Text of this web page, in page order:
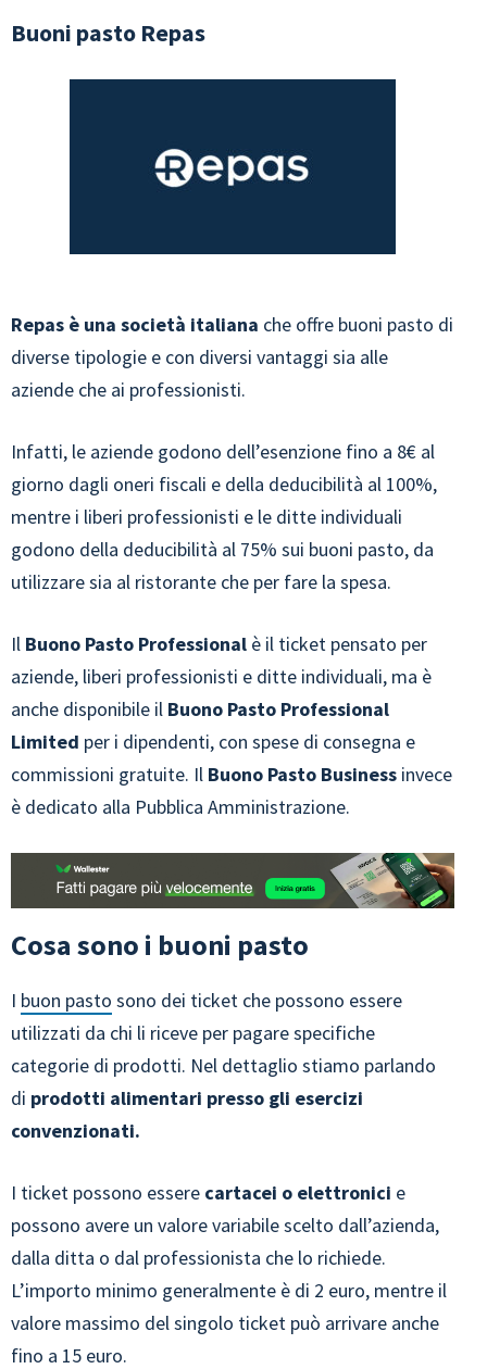
Buoni pasto Repas
Repas è una società italiana che offre buoni pasto di
diverse tipologie e con diversi vantaggi sia alle
aziende che ai professionisti.
Infatti, le aziende godono dell’esenzione fino a 8€ al
giorno dagli oneri fiscali e della deducibilità al 100%,
mentre i liberi professionisti e le ditte individuali
godono della deducibilità al 75% sui buoni pasto, da
utilizzare sia al ristorante che per fare la spesa.
Il Buono Pasto Professional è il ticket pensato per
aziende, liberi professionisti e ditte individuali, ma è
anche disponibile il Buono Pasto Professional
Limited per i dipendenti, con spese di consegna e
commissioni gratuite. Il Buono Pasto Business invece
è dedicato alla Pubblica Amministrazione.
Cosa sono i buoni pasto
I buon pasto sono dei ticket che possono essere
utilizzati da chi li riceve per pagare specifiche
categorie di prodotti. Nel dettaglio stiamo parlando
di prodotti alimentari presso gli esercizi
convenzionati.
I ticket possono essere cartacei o elettronici e
possono avere un valore variabile scelto dall’azienda,
dalla ditta o dal professionista che lo richiede.
L’importo minimo generalmente è di 2 euro, mentre il
valore massimo del singolo ticket può arrivare anche
fino a 15 euro.